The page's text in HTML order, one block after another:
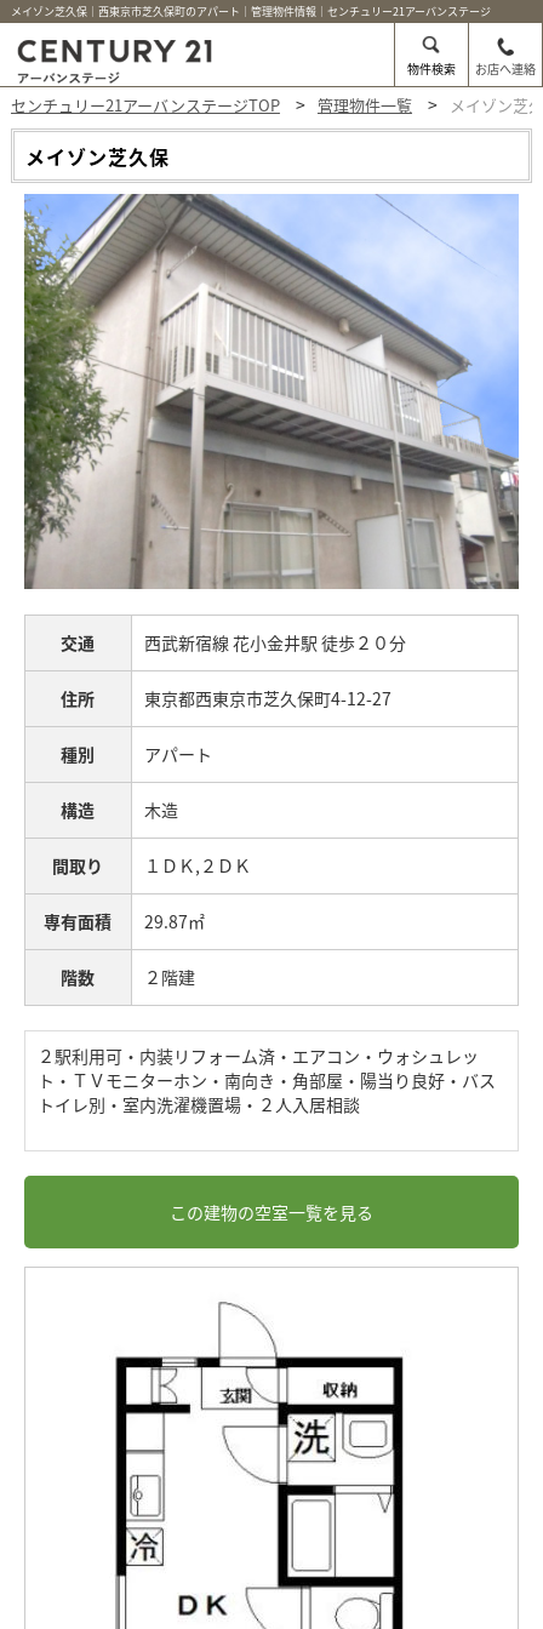
メイゾン芝久保｜西東京市芝久保町のアパート｜管理物件情報｜センチュリー21アーバンステージ
物件検索 お店へ連絡
センチュリー21アーバンステージTOP 管理物件一覧 メイゾン芝
メイゾン芝久保
交通 西武新宿線 花小金井駅 徒歩２０分
住所 東京都西東京市芝久保町4-12-27
種別 アパート
構造 木造
間取り １ＤＫ,２ＤＫ
専有面積 29.87㎡
階数 ２階建
２駅利用可・内装リフォーム済・エアコン・ウォシュレッ
ト・ＴＶモニターホン・南向き・角部屋・陽当り良好・バス
トイレ別・室内洗濯機置場・２人入居相談